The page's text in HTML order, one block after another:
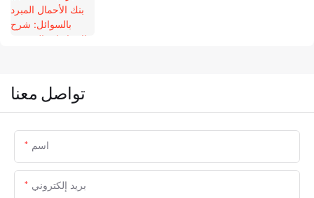
تواصل معنا
اسم
بريد إلكتروني